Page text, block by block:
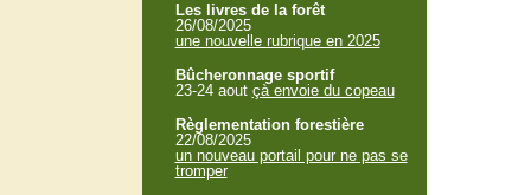
Les livres de la forêt
26/08/2025
une nouvelle rubrique en 2025
Bûcheronnage sportif
23-24 aout çà envoie du copeau
Règlementation forestière
22/08/2025
un nouveau portail pour ne pas se
tromper